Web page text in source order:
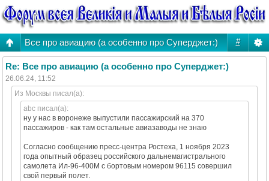
#
Все про авиацию (а особенно про Суперджет:)
Re: Все про авиацию (а особенно про Суперджет:)
26.06.24, 11:52
Из Москвы писал(а):
abc писал(а):
ну у нас в воронеже выпустили пассажирский на 370
пассажиров - как там остальные авиазаводы не знаю
Согласно сообщению пресс-центра Ростеха, 1 ноября 2023
года опытный образец российского дальнемагистрального
самолета Ил-96-400М с бортовым номером 96115 совершил
свой первый полет.